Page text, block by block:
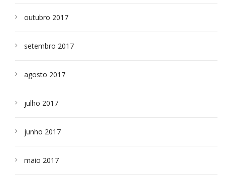
outubro 2017
setembro 2017
agosto 2017
julho 2017
junho 2017
maio 2017